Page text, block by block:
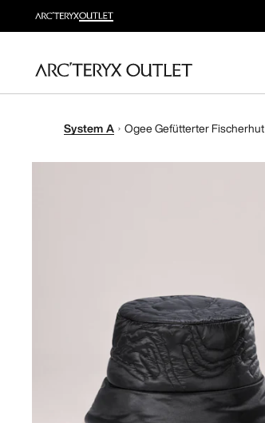
System A Ogee Gefütterter Fischerhut